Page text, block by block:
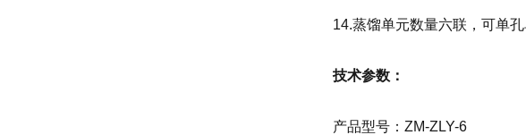
14.蒸馏单元数量六联，可单
技术参数：
产品型号：ZM-ZLY-6